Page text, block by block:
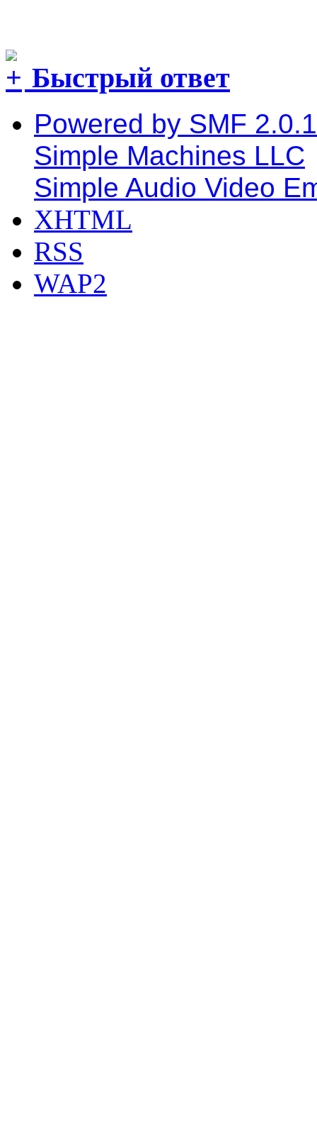
Быстрый ответ
Powered by SMF
Simple Machines LLC
Simple Audio Video
XHTML
RSS
WAP2